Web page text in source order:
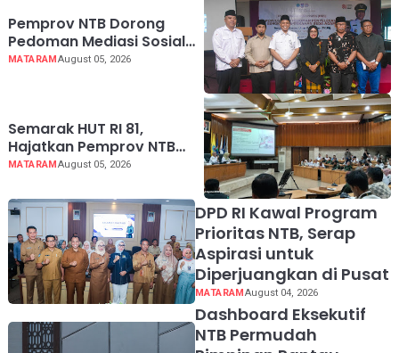
Pemprov NTB Dorong
Pedoman Mediasi Sosial
untuk Mencegah Konflik
MATARAMAugust 05, 2026
Semarak HUT RI 81,
Hajatkan Pemprov NTB
Lebih Dekat dengan
MATARAMAugust 05, 2026
DPD RI Kawal Program
Prioritas NTB, Serap
Aspirasi untuk
Diperjuangkan di Pusat
MATARAMAugust 04, 2026
Dashboard Eksekutif
NTB Permudah